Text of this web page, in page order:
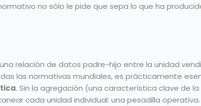
no sólo le pide que sepa lo que ha
relación de datos padre-hijo entre la unidad
las normativas mundiales, es prácticamente
. Sin la agregación (una característica clave de la
cada unidad individual: una pesadilla